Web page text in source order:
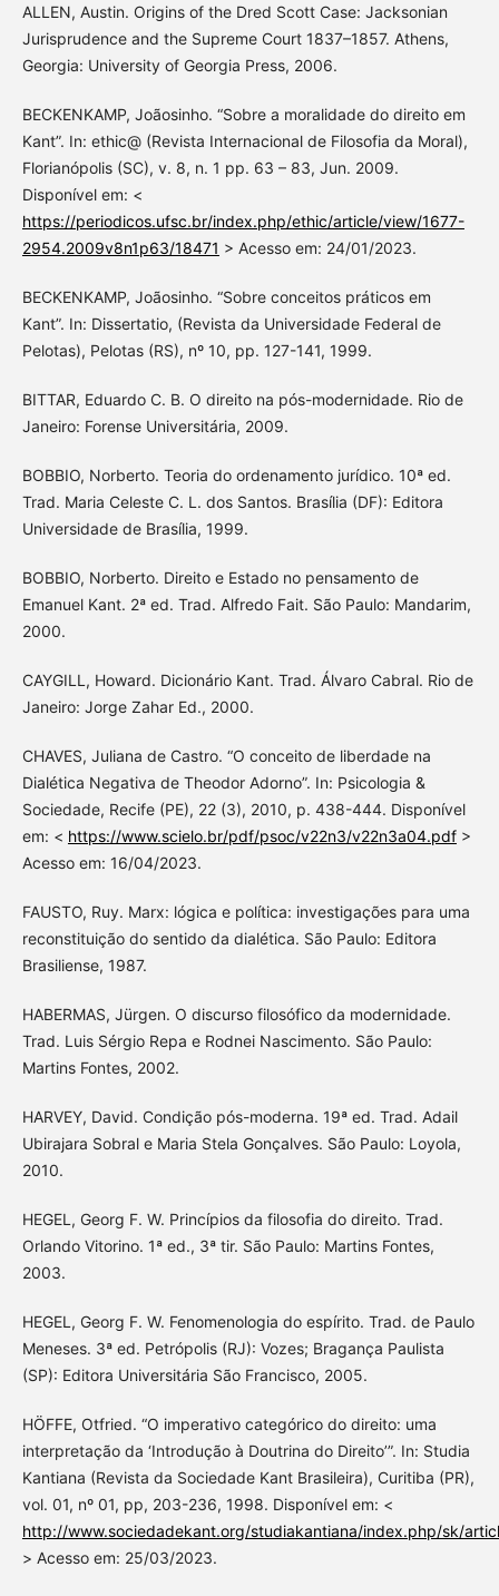
ALLEN, Austin. Origins of the Dred Scott Case: Jacksonian
Jurisprudence and the Supreme Court 1837–1857. Athens,
Georgia: University of Georgia Press, 2006.
BECKENKAMP, Joãosinho. “Sobre a moralidade do direito em
Kant”. In: ethic@ (Revista Internacional de Filosofia da Moral),
Florianópolis (SC), v. 8, n. 1 pp. 63 – 83, Jun. 2009.
Disponível em: <
https://periodicos.ufsc.br/index.php/ethic/article/view/1677-
2954.2009v8n1p63/18471 > Acesso em: 24/01/2023.
BECKENKAMP, Joãosinho. “Sobre conceitos práticos em
Kant”. In: Dissertatio, (Revista da Universidade Federal de
Pelotas), Pelotas (RS), nº 10, pp. 127-141, 1999.
BITTAR, Eduardo C. B. O direito na pós-modernidade. Rio de
Janeiro: Forense Universitária, 2009.
BOBBIO, Norberto. Teoria do ordenamento jurídico. 10ª ed.
Trad. Maria Celeste C. L. dos Santos. Brasília (DF): Editora
Universidade de Brasília, 1999.
BOBBIO, Norberto. Direito e Estado no pensamento de
Emanuel Kant. 2ª ed. Trad. Alfredo Fait. São Paulo: Mandarim,
2000.
CAYGILL, Howard. Dicionário Kant. Trad. Álvaro Cabral. Rio de
Janeiro: Jorge Zahar Ed., 2000.
CHAVES, Juliana de Castro. “O conceito de liberdade na
Dialética Negativa de Theodor Adorno”. In: Psicologia &
Sociedade, Recife (PE), 22 (3), 2010, p. 438-444. Disponível
em: < https://www.scielo.br/pdf/psoc/v22n3/v22n3a04.pdf>
Acesso em: 16/04/2023.
FAUSTO, Ruy. Marx: lógica e política: investigações para uma
reconstituição do sentido da dialética. São Paulo: Editora
Brasiliense, 1987.
HABERMAS, Jürgen. O discurso filosófico da modernidade.
Trad. Luis Sérgio Repa e Rodnei Nascimento. São Paulo:
Martins Fontes, 2002.
HARVEY, David. Condição pós-moderna. 19ª ed. Trad. Adail
Ubirajara Sobral e Maria Stela Gonçalves. São Paulo: Loyola,
2010.
HEGEL, Georg F. W. Princípios da filosofia do direito. Trad.
Orlando Vitorino. 1ª ed., 3ª tir. São Paulo: Martins Fontes,
2003.
HEGEL, Georg F. W. Fenomenologia do espírito. Trad. de Paulo
Meneses. 3ª ed. Petrópolis (RJ): Vozes; Bragança Paulista
(SP): Editora Universitária São Francisco, 2005.
HÖFFE, Otfried. “O imperativo categórico do direito: uma
interpretação da ‘Introdução à Doutrina do Direito’”. In: Studia
Kantiana (Revista da Sociedade Kant Brasileira), Curitiba (PR),
vol. 01, nº 01, pp, 203-236, 1998. Disponível em: <
http://www.sociedadekant.org/studiakantiana/index.php/sk/
> Acesso em: 25/03/2023.